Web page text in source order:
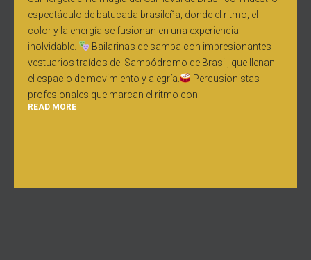
espectáculo de batucada brasileña, donde el ritmo, el
color y la energía se fusionan en una experiencia
inolvidable.
Bailarinas de samba con impresionantes
vestuarios traídos del Sambódromo de Brasil, que llenan
el espacio de movimiento y alegría.
Percusionistas
profesionales que marcan el ritmo con
READ MORE